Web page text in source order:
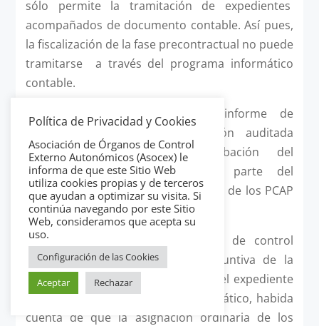
sólo permite la tramitación de expedientes
acompañados de documento contable. Así pues,
la fiscalización de la fase precontractual no puede
tramitarse a través del programa informático
contable.
Consecuencia del mencionado informe de
control externo, la administración auditada
incorporó, mediante la aprobación del
correspondiente decreto, como parte del
procedimiento la fiscalización previa de los PCAP
de los acuerdos marco.
También en este caso el órgano de control
interno se encuentra con la disyuntiva de la
competencia para la fiscalización del expediente
prescindiendo del programa informático, habida
cuenta de que la asignación ordinaria de los
Política de Privacidad y Cookies
Asociación de Órganos de Control
Externo Autonómicos (Asocex) le
informa de que este Sitio Web
utiliza cookies propias y de terceros
que ayudan a optimizar su visita. Si
continúa navegando por este Sitio
Web, consideramos que acepta su
uso.
Configuración de las Cookies
Aceptar
Rechazar